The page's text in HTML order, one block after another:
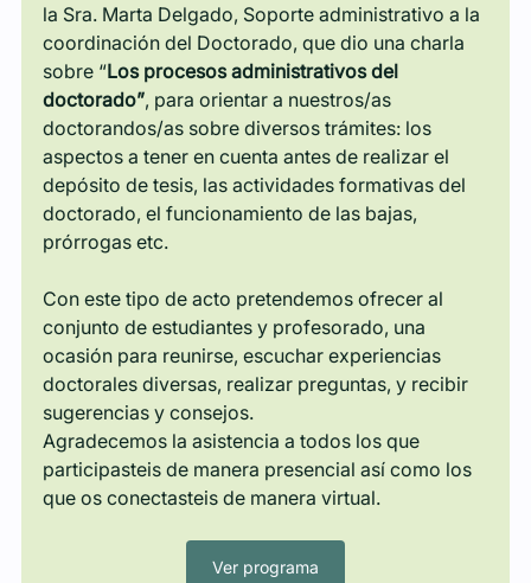
la Sra. Marta Delgado, Soporte administrativo a la
coordinación del Doctorado, que dio una charla
sobre “Los procesos administrativos del
doctorado”, para orientar a nuestros/as
doctorandos/as sobre diversos trámites: los
aspectos a tener en cuenta antes de realizar el
depósito de tesis, las actividades formativas del
doctorado, el funcionamiento de las bajas,
prórrogas etc.
Con este tipo de acto pretendemos ofrecer al
conjunto de estudiantes y profesorado, una
ocasión para reunirse, escuchar experiencias
doctorales diversas, realizar preguntas, y recibir
sugerencias y consejos.
Agradecemos la asistencia a todos los que
participasteis de manera presencial así como los
que os conectasteis de manera virtual.
Ver programa